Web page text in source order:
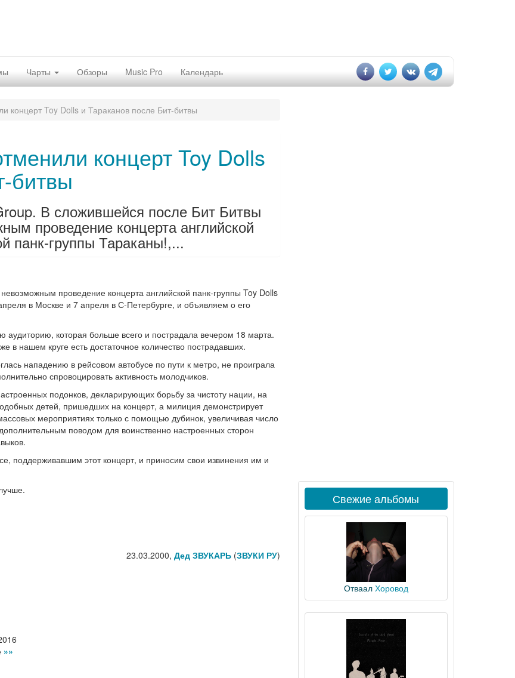
Чарты Обзоры Music Pro Календарь
концерт Toy Dolls и Тараканов после Бит-битвы
концерт Toy Dolls
битвы
В сложившейся после Бит Битвы
проведение концерта английской
панк-группы Тараканы!,...
проведение концерта английской панк-группы Toy Dolls
в Москве и 7 апреля в С-Петербурге, и объявляем о его
которая больше всего и пострадала вечером 18 марта.
в нашем круге есть достаточное количество пострадавших.
нападению в рейсовом автобусе по пути к метро, не проиграла
спровоцировать активность молодчиков.
подонков, декларирующих борьбу за чистоту нации, на
детей, пришедших на концерт, а милиция демонстрирует
мероприятиях только с помощью дубинок, увеличивая число
поводом для воинственно настроенных сторон
поддерживавшим этот концерт, и приносим свои извинения им и
23.03.2000, Дед ЗВУКАРЬ(ЗВУКИ РУ)
»»
Свежие альбомы
Отваал Хоровод